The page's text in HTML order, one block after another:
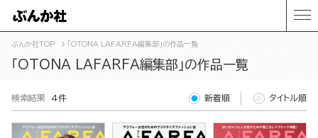
ぶんか社TOP 「OTONA LAFARFA編集部」の作品一覧
「OTONA LAFARFA編集部」の作品一覧
検索結果 4件 新着順 タイトル順